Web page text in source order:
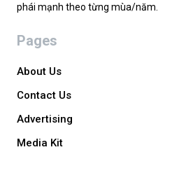
phái mạnh theo từng mùa/năm.
Pages
About Us
Contact Us
Advertising
Media Kit